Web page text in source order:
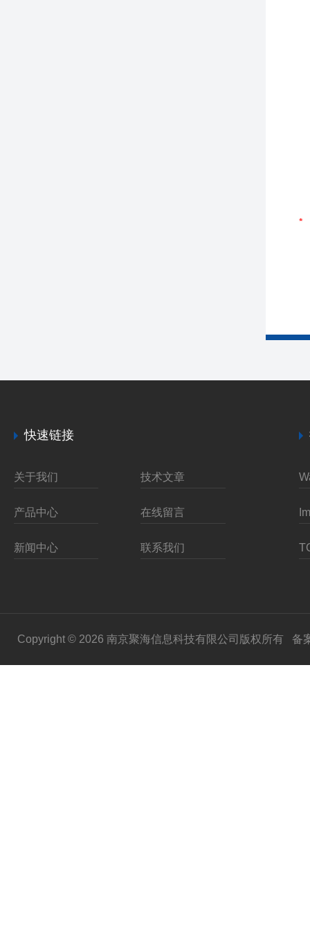
快速链接
关于我们 技术文章
产品中心 在线留言
新闻中心 联系我们
Copyright © 2026 南京聚海信息科技有限公司版权所有 备